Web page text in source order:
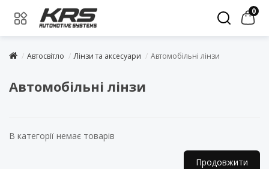
0
Автосвітло Лінзи та аксесуари Автомобільні лінзи
Автомобільні лінзи
В категорії немає товарів
Продовжити